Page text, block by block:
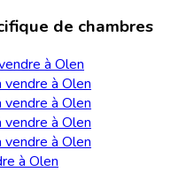
de chambres
à Olen
vendre à Olen
vendre à Olen
vendre à Olen
vendre à Olen
à Olen